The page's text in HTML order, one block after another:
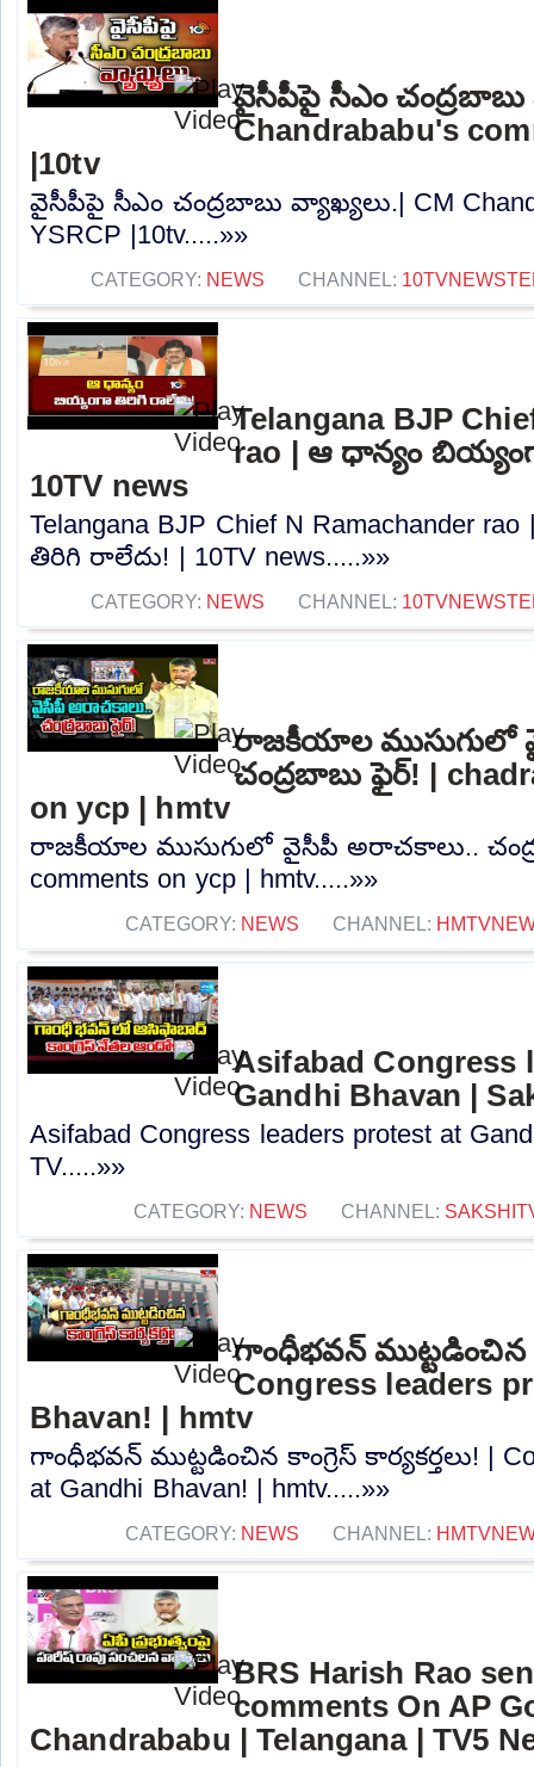
వైసీపీపై సీఎం చంద్రబాబు
Chandrababu's
|10tv
వైసీపీపై సీఎం చంద్రబాబు వ్యాఖ్యలు.| CM
YSRCP |10tv.....»»
CATEGORY: NEWS CHANNEL:
Telangana BJP
rao | ఆ ధాన్యం
10TV news
Telangana BJP Chief N Ramachander
తిరిగి రాలేదు! | 10TV news.....»»
CATEGORY: NEWS CHANNEL:
రాజకీయాల ముసుగులో
చంద్రబాబు ఫైర్! |
on ycp | hmtv
రాజకీయాల ముసుగులో వైసీపీ అరాచకాలు..
comments on ycp | hmtv.....»»
CATEGORY: NEWS CHANNEL:
Asifabad Congress
Gandhi Bhavan |
Asifabad Congress leaders protest at
TV.....»»
CATEGORY: NEWS CHANNEL:
గాంధీభవన్ ముట్టడించిన
Congress leaders
Bhavan! | hmtv
గాంధీభవన్ ముట్టడించిన కాంగ్రెస్ కార్యకర్తలు! |
at Gandhi Bhavan! | hmtv.....»»
CATEGORY: NEWS CHANNEL:
BRS Harish Rao
comments On AP
Chandrababu | Telangana | TV5